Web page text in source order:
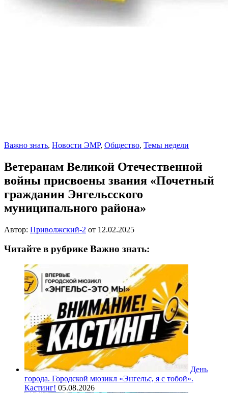
Важно знать, Новости ЭМР, Общество, Темы недели
Ветеранам Великой Отечественной
войны присвоены звания «Почетный
гражданин Энгельсского
муниципального района»
Автор: Приволжский-2 от 12.02.2025
Читайте в рубрике Важно знать:
День
города. Городской мюзикл «Энгельс, я с тобой».
Кастинг! 05.08.2026